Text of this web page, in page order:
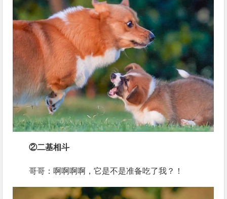
②二基相斗
哥哥：啊啊啊啊，它是不是准备吃了我？！